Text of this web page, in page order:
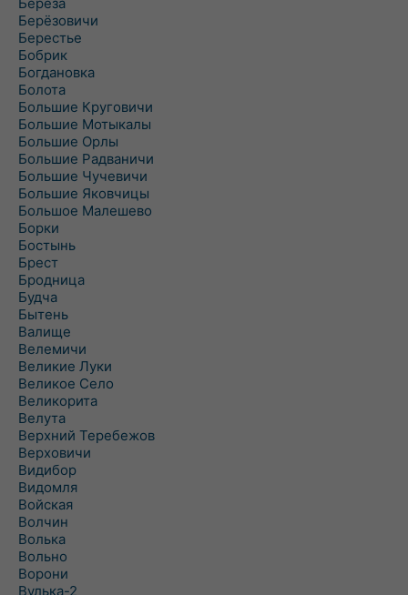
Берёзовичи
Берестье
Бобрик
Богдановка
Болота
Большие Круговичи
Большие Мотыкалы
Большие Орлы
Большие Радваничи
Большие Чучевичи
Большие Яковчицы
Большое Малешево
Борки
Бостынь
Брест
Бродница
Будча
Бытень
Валище
Велемичи
Великие Луки
Великое Село
Великорита
Велута
Верхний Теребежов
Верховичи
Видибор
Видомля
Войская
Волчин
Волька
Вольно
Ворони
Вулька-2